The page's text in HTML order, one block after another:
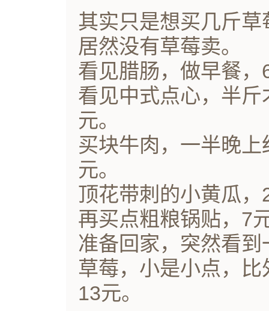
其实只是想买几斤
居然没有草莓卖。
看见腊肠，做早餐，
看见中式点心，半
元。
买块牛肉，一半晚
元。
顶花带刺的小黄瓜，
再买点粗粮锅贴，7
准备回家，突然看
草莓，小是小点，
13元。